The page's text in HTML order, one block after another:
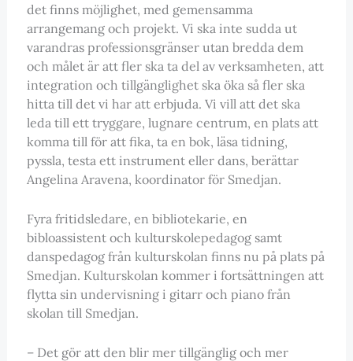
det finns möjlighet, med gemensamma
arrangemang och projekt. Vi ska inte sudda ut
varandras professionsgränser utan bredda dem
och målet är att fler ska ta del av verksamheten, att
integration och tillgänglighet ska öka så fler ska
hitta till det vi har att erbjuda. Vi vill att det ska
leda till ett tryggare, lugnare centrum, en plats att
komma till för att fika, ta en bok, läsa tidning,
pyssla, testa ett instrument eller dans, berättar
Angelina Aravena, koordinator för Smedjan.
Fyra fritidsledare, en bibliotekarie, en
bibloassistent och kulturskolepedagog samt
danspedagog från kulturskolan finns nu på plats på
Smedjan. Kulturskolan kommer i fortsättningen att
flytta sin undervisning i gitarr och piano från
skolan till Smedjan.
– Det gör att den blir mer tillgänglig och mer